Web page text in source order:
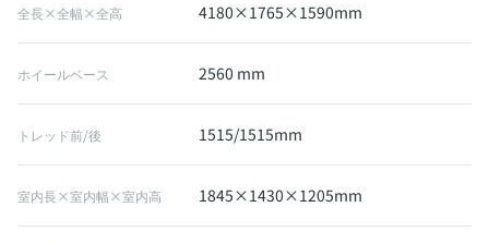
全長×全幅×全高 4180×1765×1590mm
ホイールベース 2560 mm
トレッド前/後 1515/1515mm
室内長×室内幅×室内高 1845×1430×1205mm